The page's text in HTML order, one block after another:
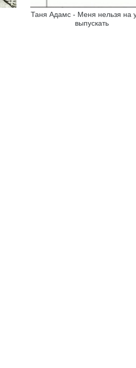
Таня Адамс - Меня нельзя на
выпускать